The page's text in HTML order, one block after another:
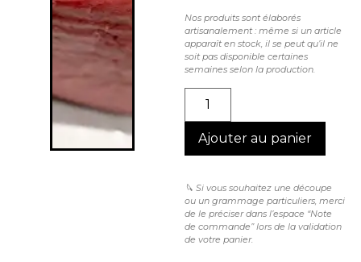
Nos produits sont élaborés
artisanalement : même si un article
apparaît en stock, il se peut qu’il ne
soit pas disponible certaines
semaines selon la production.
Ajouter au panier
🔪 Si vous souhaitez une découpe
ou un grammage particuliers, merci
de le préciser dans l’espace “Note
de commande” lors de la validation
de votre panier.